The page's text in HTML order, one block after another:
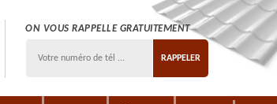
ON VOUS RAPPELLE GRATUITEMENT